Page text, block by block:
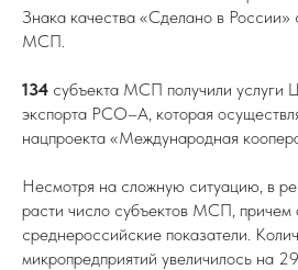
Знака качества «Сделано в России»
МСП.
134 субъекта МСП получили услуги
экспорта РСО–А, которая
нацпроекта «Международная
Несмотря на сложную ситуацию, в
расти число субъектов МСП, причем
среднероссийские показатели.
микропредприятий увеличилось на